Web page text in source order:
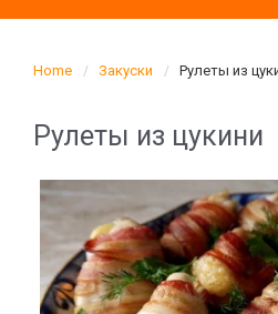
Home Закуски Рулеты из
Рулеты из цукини